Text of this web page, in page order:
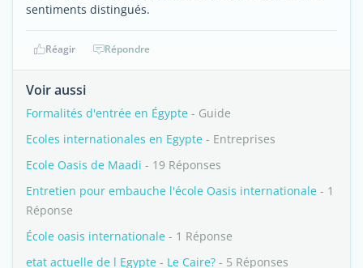
sentiments distingués.
Réagir Répondre
Voir aussi
Formalités d'entrée en Égypte - Guide
Ecoles internationales en Egypte - Entreprises
Ecole Oasis de Maadi - 19 Réponses
Entretien pour embauche l'école Oasis internationale - 1
Réponse
École oasis internationale - 1 Réponse
etat actuelle de l Egypte - Le Caire? - 5 Réponses